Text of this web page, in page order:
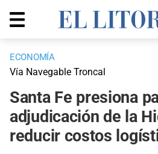
ECONOMÍA
Vía Navegable Troncal
Santa Fe presiona
adjudicación de la
reducir costos